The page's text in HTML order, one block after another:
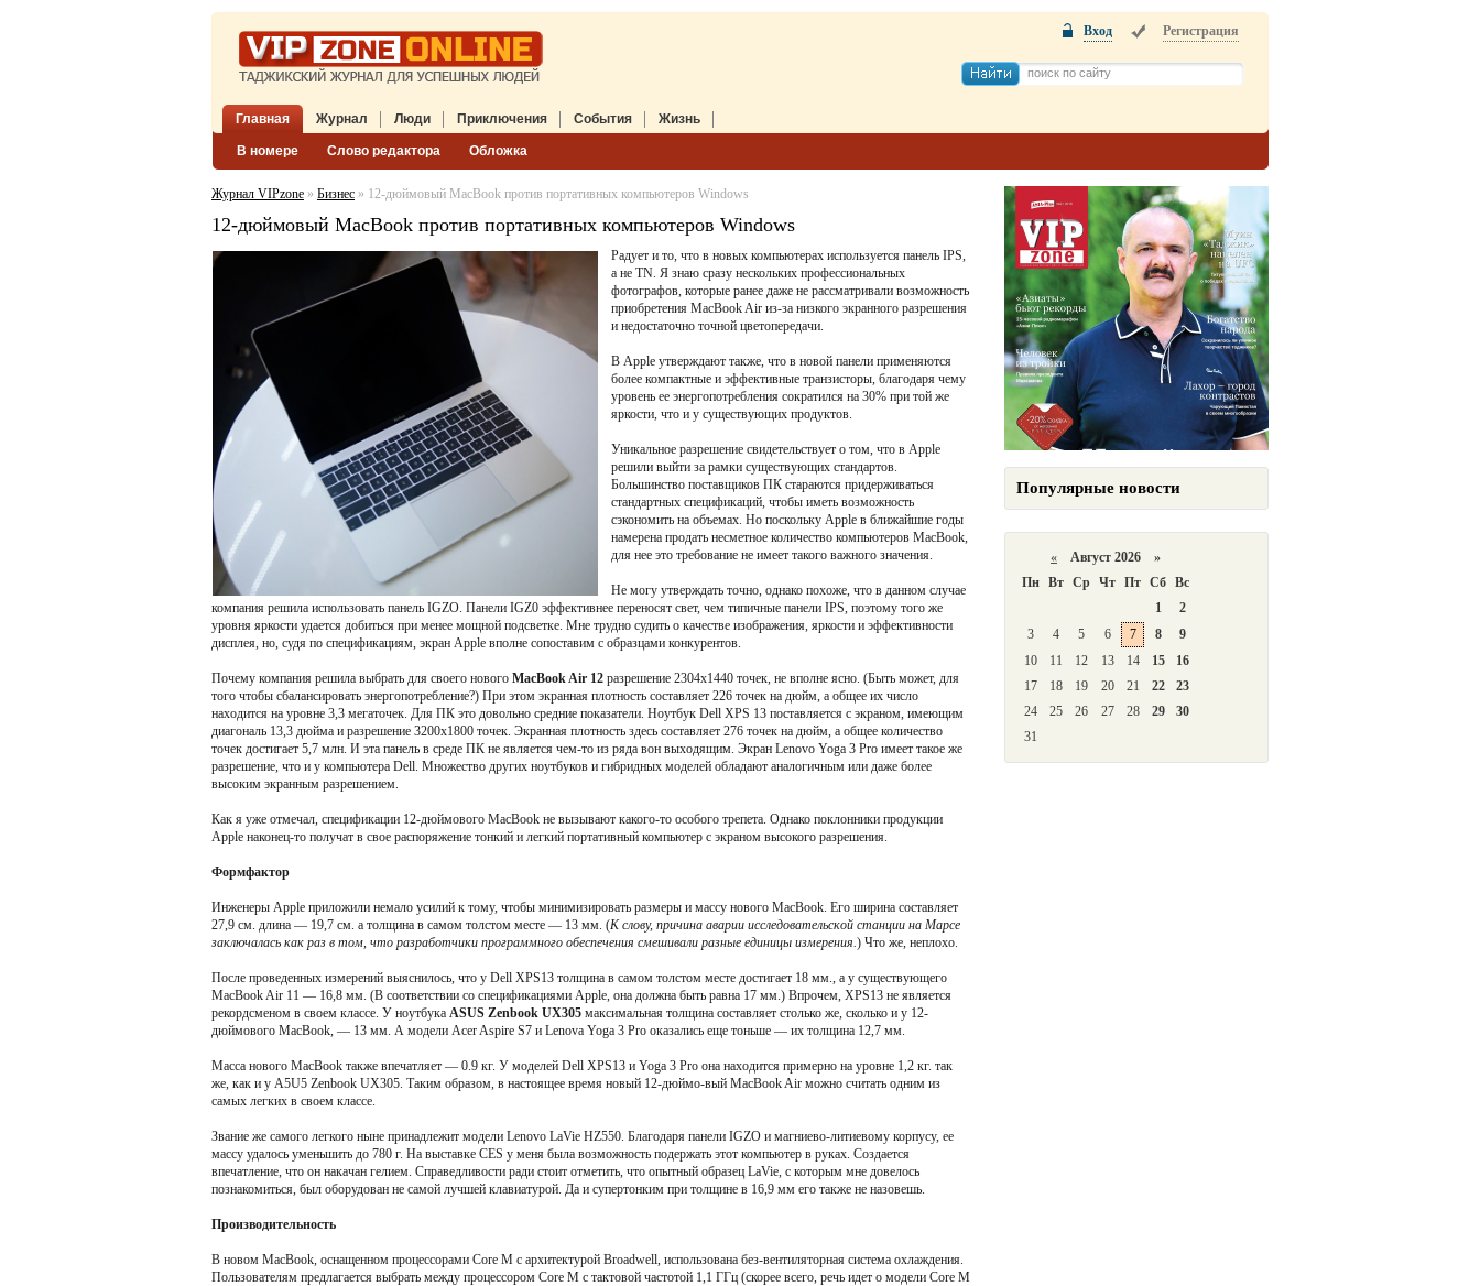
Главная Журнал
В номере Слово редактора Обложка
Люди Приключения События Жизнь
Вход Регистрация
Журнал VIPzone » Бизнес » 12-дюймовый MacBook против портативных компьютеров Windows
12-дюймовый MacBook против портативных компьютеров Windows
Радует и то, что в новых компьютерах используется панель IPS,
а не TN. Я знаю сразу нескольких профессиональных
фотографов, которые ранее даже не рассматривали возможность
приобретения MacBook Air из-за низкого экранного разрешения
и недостаточно точной цветопередачи.
В Apple утверждают также, что в новой панели применяются
более компактные и эффективные транзисторы, благодаря чему
уровень ее энергопотребления сократился на 30% при той же
яркости, что и у существующих продуктов.
Уникальное разрешение свидетельствует о том, что в Apple
решили выйти за рамки существующих стандартов.
Большинство поставщиков ПК стараются придерживаться
стандартных спецификаций, чтобы иметь возможность
сэкономить на объемах. Но поскольку Apple в ближайшие годы
намерена продать несметное количество компьютеров MacBook,
для нее это требование не имеет такого важного значения.
Не могу утверждать точно, однако похоже, что в данном случае
компания решила использовать панель IGZO. Панели IGZ0 эффективнее переносят свет, чем типичные панели IPS, поэтому того же
уровня яркости удается добиться при менее мощной подсветке. Мне трудно судить о качестве изображения, яркости и эффективности
дисплея, но, судя по спецификациям, экран Apple вполне сопоставим с образцами конкурентов.
Почему компания решила выбрать для своего нового MacBook Air 12 разрешение 2304x1440 точек, не вполне ясно. (Быть может, для
того чтобы сбалансировать энергопотребление?) При этом экранная плотность составляет 226 точек на дюйм, а общее их число
находится на уровне 3,3 мегаточек. Для ПК это довольно средние показатели. Ноутбук Dell XPS 13 поставляется с экраном, имеющим
диагональ 13,3 дюйма и разрешение 3200x1800 точек. Экранная плотность здесь составляет 276 точек на дюйм, а общее количество
точек достигает 5,7 млн. И эта панель в среде ПК не является чем-то из ряда вон выходящим. Экран Lenovo Yoga 3 Pro имеет такое же
разрешение, что и у компьютера Dell. Множество других ноутбуков и гибридных моделей обладают аналогичным или даже более
высоким экранным разрешением.
Как я уже отмечал, спецификации 12-дюймового MacBook не вызывают какого-то особого трепета. Однако поклонники продукции
Apple наконец-то получат в свое распоряжение тонкий и легкий портативный компьютер с экраном высокого разрешения.
Формфактор
Инженеры Apple приложили немало усилий к тому, чтобы минимизировать размеры и массу нового MacBook. Его ширина составляет
27,9 см. длина — 19,7 см. а толщина в самом толстом месте — 13 мм. (К слову, причина аварии исследовательской станции на Марсе
заключалась как раз в том, что разработчики программного обеспечения смешивали разные единицы измерения.) Что же, неплохо.
После проведенных измерений выяснилось, что у Dell XPS13 толщина в самом толстом месте достигает 18 мм., а у существующего
MacBook Air 11 — 16,8 мм. (В соответствии со спецификациями Apple, она должна быть равна 17 мм.) Впрочем, XPS13 не является
рекордсменом в своем классе. У ноутбука ASUS Zenbook UX305 максимальная толщина составляет столько же, сколько и у 12-
дюймового MacBook, — 13 мм. А модели Acer Aspire S7 и Lenova Yoga 3 Pro оказались еще тоньше — их толщина 12,7 мм.
Масса нового MacBook также впечатляет — 0.9 кг. У моделей Dell XPS13 и Yoga 3 Pro она находится примерно на уровне 1,2 кг. так
же, как и у A5U5 Zenbook UX305. Таким образом, в настоящее время новый 12-дюймо-вый MacBook Air можно считать одним из
самых легких в своем классе.
Звание же самого легкого ныне принадлежит модели Lenovo LaVie HZ550. Благодаря панели IGZO и магниево-литиевому корпусу, ее
массу удалось уменьшить до 780 г. На выставке CES у меня была возможность подержать этот компьютер в руках. Создается
впечатление, что он накачан гелием. Справедливости ради стоит отметить, что опытный образец LaVie, с которым мне довелось
познакомиться, был оборудован не самой лучшей клавиатурой. Да и супертонким при толщине в 16,9 мм его также не назовешь.
Производительность
В новом MacBook, оснащенном процессорами Core М с архитектурой Broadwell, использована без-вентиляторная система охлаждения.
Пользователям предлагается выбрать между процессором Core М с тактовой частотой 1,1 ГГц (скорее всего, речь идет о модели Core М
Популярные новости
« Август 2026 »
Пн Вт Ср Чт Пт Сб Вс
1
2
3
4 5 6 7 8
9
10
11 12 13 14 15
16
17
18 19 20 21 22
23
24
25 26 27 28 29
30
31